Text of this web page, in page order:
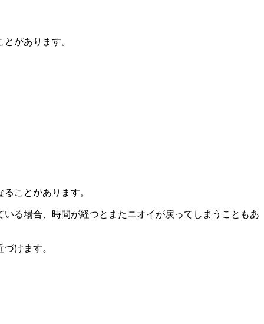
があります。
ことがあります。
る場合、時間が経つとまたニオイが戻ってしまうこともあ
けます。